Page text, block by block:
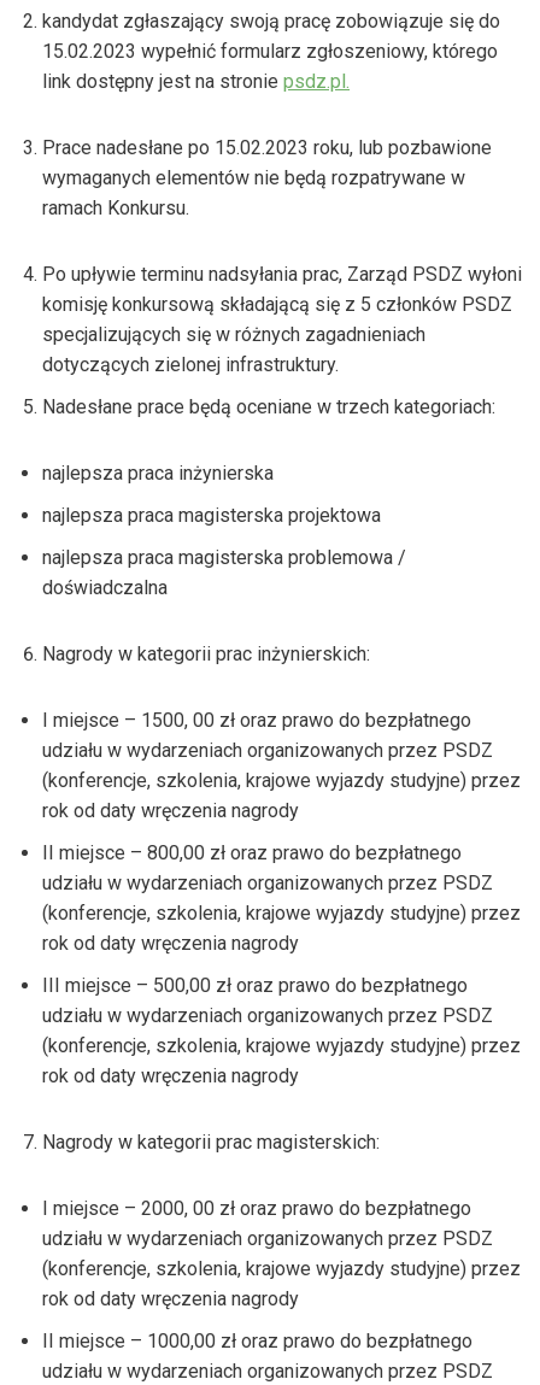
kandydat zgłaszający swoją pracę zobowiązuje się do
15.02.2023 wypełnić formularz zgłoszeniowy, którego
link dostępny jest na stronie psdz.pl.
Prace nadesłane po 15.02.2023 roku, lub pozbawione
wymaganych elementów nie będą rozpatrywane w
ramach Konkursu.
Po upływie terminu nadsyłania prac, Zarząd PSDZ wyłoni
komisję konkursową składającą się z 5 członków PSDZ
specjalizujących się w różnych zagadnieniach
dotyczących zielonej infrastruktury.
Nadesłane prace będą oceniane w trzech kategoriach:
najlepsza praca inżynierska
najlepsza praca magisterska projektowa
najlepsza praca magisterska problemowa /
doświadczalna
Nagrody w kategorii prac inżynierskich:
I miejsce – 1500, 00 zł oraz prawo do bezpłatnego
udziału w wydarzeniach organizowanych przez PSDZ
(konferencje, szkolenia, krajowe wyjazdy studyjne) przez
rok od daty wręczenia nagrody
II miejsce – 800,00 zł oraz prawo do bezpłatnego
udziału w wydarzeniach organizowanych przez PSDZ
(konferencje, szkolenia, krajowe wyjazdy studyjne) przez
rok od daty wręczenia nagrody
III miejsce – 500,00 zł oraz prawo do bezpłatnego
udziału w wydarzeniach organizowanych przez PSDZ
(konferencje, szkolenia, krajowe wyjazdy studyjne) przez
rok od daty wręczenia nagrody
Nagrody w kategorii prac magisterskich:
I miejsce – 2000, 00 zł oraz prawo do bezpłatnego
udziału w wydarzeniach organizowanych przez PSDZ
(konferencje, szkolenia, krajowe wyjazdy studyjne) przez
rok od daty wręczenia nagrody
II miejsce – 1000,00 zł oraz prawo do bezpłatnego
udziału w wydarzeniach organizowanych przez PSDZ